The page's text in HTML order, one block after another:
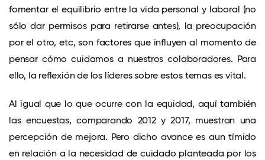
fomentar el equilibrio entre la vida personal y laboral (no
sólo dar permisos para retirarse antes), la preocupación
por el otro, etc, son factores que influyen al momento de
pensar cómo cuidamos a nuestros colaboradores. Para
ello, la reflexión de los líderes sobre estos temas es vital.
Al igual que lo que ocurre con la equidad, aquí también
las encuestas, comparando 2012 y 2017, muestran una
percepción de mejora. Pero dicho avance es aun tímido
en relación a la necesidad de cuidado planteada por los